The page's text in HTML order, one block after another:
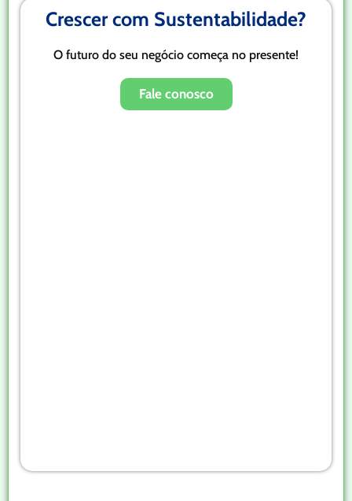
Crescer com Sustentabilidade?
O futuro do seu negócio começa no presente!
Fale conosco